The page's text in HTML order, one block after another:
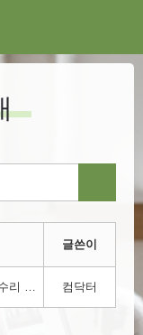
글쓴이
[서울]서울특별시 종로구 신문로1가 컴퓨터수리 컴닥터!!! 1800-3354 컴닥터